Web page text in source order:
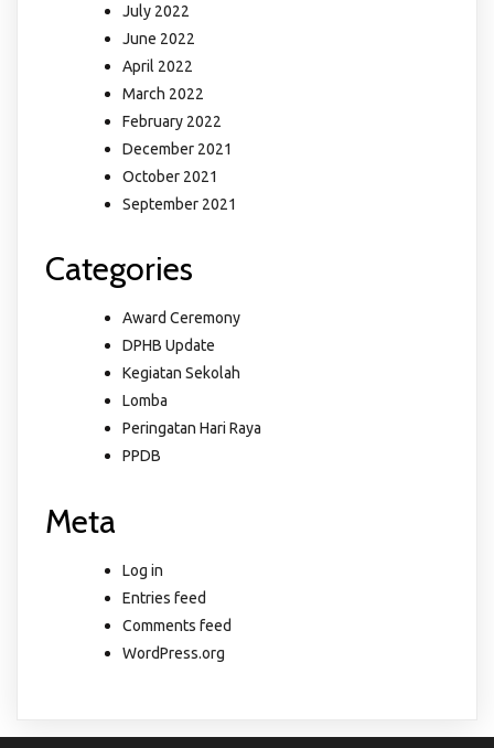
July 2022
June 2022
April 2022
March 2022
February 2022
December 2021
October 2021
September 2021
Categories
Award Ceremony
DPHB Update
Kegiatan Sekolah
Lomba
Peringatan Hari Raya
PPDB
Meta
Log in
Entries feed
Comments feed
WordPress.org